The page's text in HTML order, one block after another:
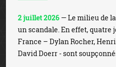
2 juillet 2026 — Le milieu de
un scandale. En effet, quatre
France – Dylan Rocher,
David Doerr - sont